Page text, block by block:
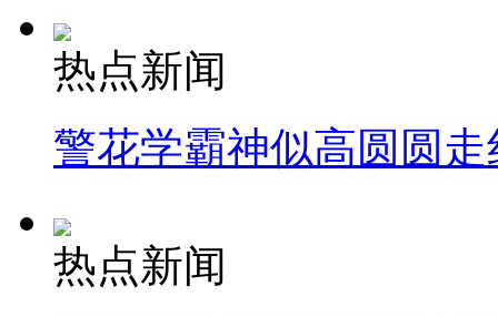
热点新闻
警花学霸神似高圆圆走
热点新闻